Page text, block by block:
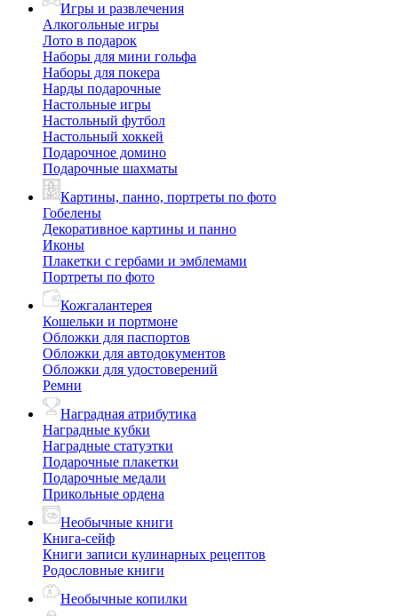
Игры и развлечения
Алкогольные игры
Лото в подарок
Наборы для мини гольфа
Наборы для покера
Нарды подарочные
Настольные игры
Настольный футбол
Настольный хоккей
Подарочное домино
Подарочные шахматы
Картины, панно, портреты по фото
Гобелены
Декоративное картины и панно
Иконы
Плакетки с гербами и эмблемами
Портреты по фото
Кожгалантерея
Кошельки и портмоне
Обложки для паспортов
Обложки для автодокументов
Обложки для удостоверений
Ремни
Наградная атрибутика
Наградные кубки
Наградные статуэтки
Подарочные плакетки
Подарочные медали
Прикольные ордена
Необычные книги
Книга-сейф
Книги записи кулинарных рецептов
Родословные книги
Необычные копилки